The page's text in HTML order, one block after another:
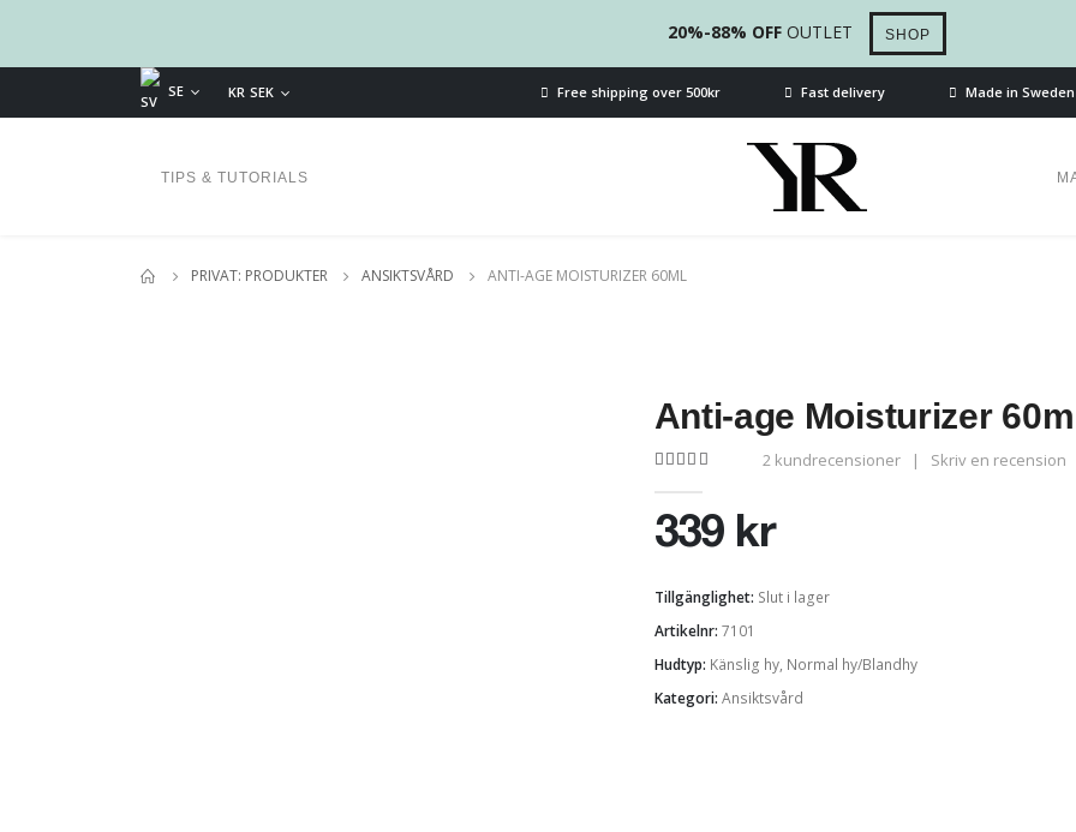
20%-88% OFF OUTLET SHOP
SE KR SEK Free shipping over 500kr Fast delivery Made in Sweden
TIPS & TUTORIALS
PRIVAT: PRODUKTER ANSIKTSVÅRD ANTI-AGE MOISTURIZER 60ML
Anti-age Moisturizer
2kundrecensioner | Skriv en recension
339 kr
Tillgänglighet: Slut i lager
Artikelnr: 7101
Hudtyp: Känslig hy, Normal hy/Blandhy
Kategori: Ansiktsvård